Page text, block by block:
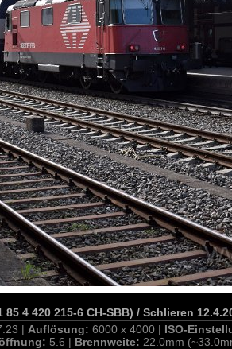
85 4 420 215-6 CH-SBB) / Schlieren
| Auflösung: 6000 x 4000 | ISO-
5.6 | Brennweite: 22.0mm